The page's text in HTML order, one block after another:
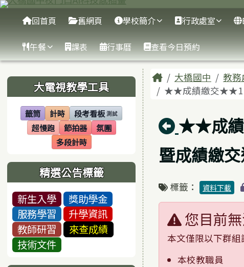
跳至主內容區
臺南市大橋國中
導覽列
回首頁 舊網頁 學校簡介 行政處室
午餐 課表 行事曆 查看今日預約
左邊區域內容
大電視教學工具
籤筒
(另開視窗)
計時
(另開視窗)段考看板 測試
(另開視窗)
超慢跑
(另開視窗)節拍器
(另開視窗)氛圍
(另開視窗)
多段計時
(另開視窗)
精選公告標籤
新生入學
獎助學金
服務學習
升學資訊
教師研習
來查成績
技術文件
主內容區域
Home大橋國中 教務
★★成績繳交
回上頁
★★成績
暨成績繳
標籤： 資料下載
您目前
本文僅限以下群組
本校教職員
頁尾區域